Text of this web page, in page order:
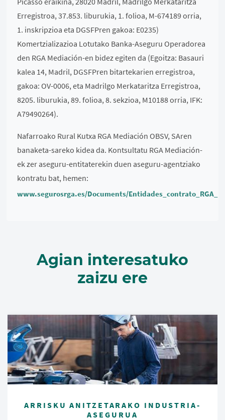
Erregistroa, 37.853. liburukia, 1. folioa, M-674189 orria,
1. inskripzioa eta DGSFPren gakoa: E0235)
Komertzializazioa Lotutako Banka-Aseguru Operadorea
den RGA Mediación-en bidez egiten da (Egoitza: Basauri
kalea 14, Madril, DGSFPren bitartekarien erregistroa,
gakoa: OV-0006, eta Madrilgo Merkataritza Erregistroa,
8205. liburukia, 89. folioa, 8. sekzioa, M10188 orria, IFK:
A79490264).
Nafarroako Rural Kutxa RGA Mediación OBSV, SAren
banaketa-sareko kidea da. Kontsultatu RGA Mediación-
ek zer aseguru-entitaterekin duen aseguru-agentziako
kontratu bat, hemen:
www.segurosrga.es/Documents/
Agian interesatuko
zaizu ere
ARRISKU ANITZETARAKO INDUSTRIA-
ASEGURUA